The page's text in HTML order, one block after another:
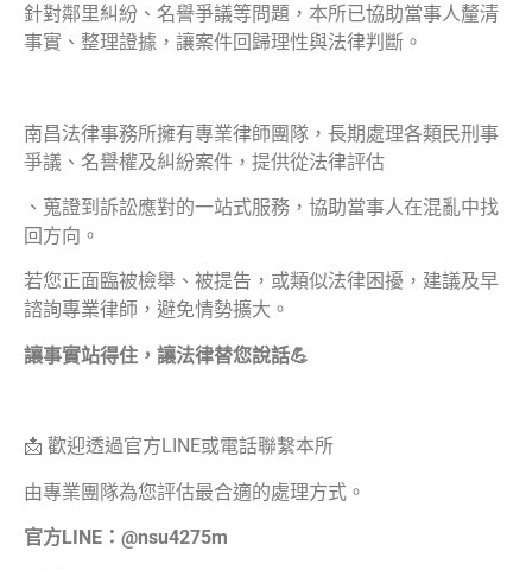
針對鄰里糾紛、名譽爭議等問題，本所已協助當事人釐清
事實、整理證據，讓案件回歸理性與法律判斷。
南昌法律事務所擁有專業律師團隊，長期處理各類民刑事
爭議、名譽權及糾紛案件，提供從法律評估
、蒐證到訴訟應對的一站式服務，協助當事人在混亂中找
回方向。
若您正面臨被檢舉、被提告，或類似法律困擾，建議及早
諮詢專業律師，避免情勢擴大。
讓事實站得住，讓法律替您說話💪
📩 歡迎透過官方LINE或電話聯繫本所
由專業團隊為您評估最合適的處理方式。
官方LINE：@nsu4275m